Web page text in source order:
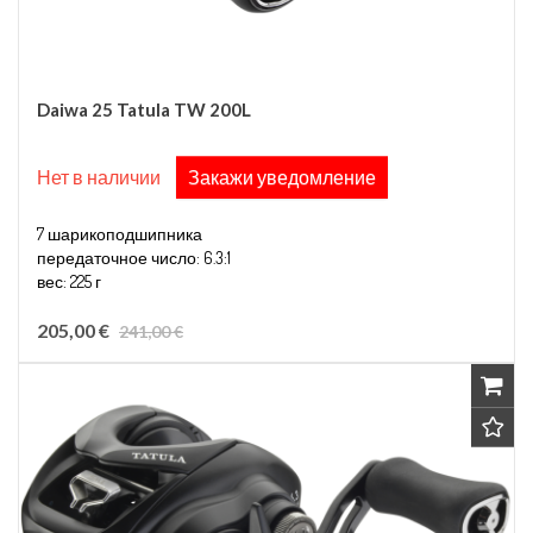
Daiwa 25 Tatula TW 200L
Нет в наличии Закажи уведомление
7 шарикоподшипника
передаточное число: 6.3:1
вес: 225 г
выматывание: 74 см
205,00 € 241,00 €